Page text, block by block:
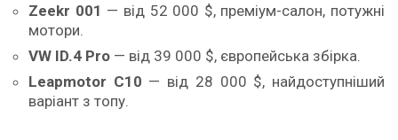
Zeekr 001 — від 52 000 $, преміум-салон, потужні
мотори.
VW ID.4 Pro — від 39 000 $, європейська збірка.
Leapmotor C10 — від 28 000 $, найдоступніший
варіант з топу.